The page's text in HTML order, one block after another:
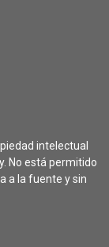
intelectual
No está permitido
a la fuente y sin